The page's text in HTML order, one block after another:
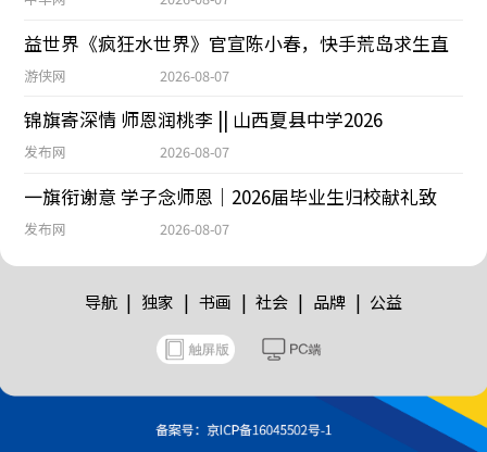
益世界《疯狂水世界》官宣陈小春，快手荒岛求生直
游侠网 2026-08-07
锦旗寄深情 师恩润桃李 || 山西夏县中学2026
发布网 2026-08-07
一旗衔谢意 学子念师恩｜2026届毕业生归校献礼致
发布网 2026-08-07
导航 | 独家 | 书画 | 社会 | 品牌 | 公益